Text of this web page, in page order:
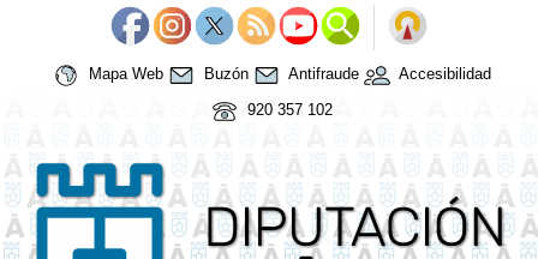
Mapa Web Buzón Antifraude
Accesibilidad
920 357 102